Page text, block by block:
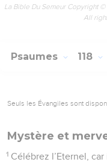
La Bible Du Semeur Copyright
All
Psaumes 118
Seuls les Évangiles sont
Mystère et
1 Célébrez l’Eternel,